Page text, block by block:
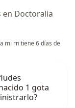
en Doctoralia
mi rn tiene 6 días de
1 gota